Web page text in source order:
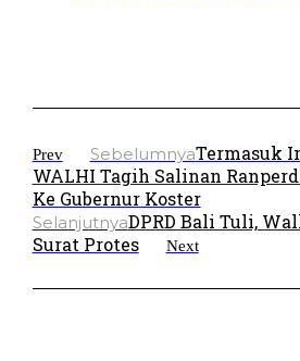
Prev SebelumnyaTermasuk
WALHI Tagih Salinan
Ke Gubernur Koster
SelanjutnyaDPRD Bali Tuli,
Surat Protes
Next